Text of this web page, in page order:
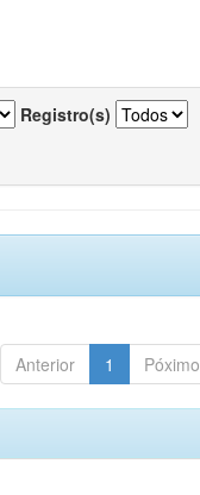
Registro(s)
Anterior 1 Póximo